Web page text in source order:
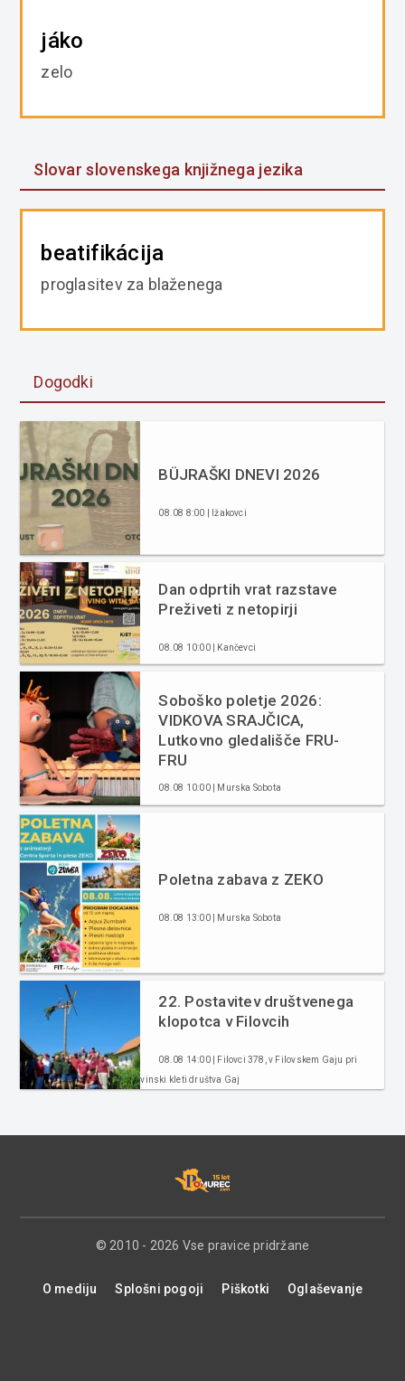
jáko
zelo
Slovar slovenskega knjižnega jezika
beatifikácija
proglasitev za blaženega
Dogodki
BÜJRAŠKI DNEVI 2026
08.08 8:00 | Ižakovci
Dan odprtih vrat razstave
Preživeti z netopirji
08.08 10:00 | Kančevci
Soboško poletje 2026:
VIDKOVA SRAJČICA,
Lutkovno gledališče FRU-
FRU
08.08 10:00 | Murska Sobota
Poletna zabava z ZEKO
08.08 13:00 | Murska Sobota
22. Postavitev društvenega
klopotca v Filovcih
08.08 14:00 | Filovci 378, v Filovskem Gaju pri
vinski kleti društva Gaj
© 2010 - 2026 Vse pravice pridržane
O mediju Splošni pogoji Piškotki Oglaševanje